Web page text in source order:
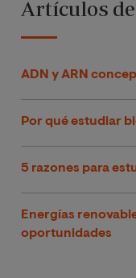
Artículos
ADN y ARN
Por qué estudiar
5 razones para
Energías
oportunidades